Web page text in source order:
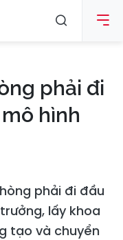
phải đi
hình
phải đi đầu
lấy khoa
tạo và chuyển